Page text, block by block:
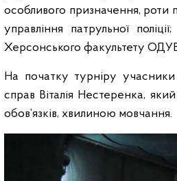
особливого призначення, роти
управління патрульної
Херсонського факультету
На початку турніру учасники
справ Віталія Нестеренка,
обов’язків, хвилиною мовчання.